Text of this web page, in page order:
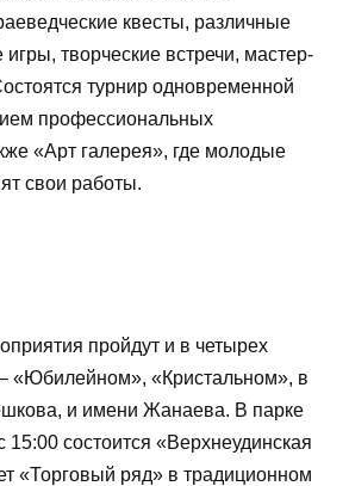
квесты, различные
игры, творческие встречи, мастер-
турнир одновременной
профессиональных
«Арт галерея», где молодые
свои работы.
пройдут и в четырех
– «Юбилейном», «Кристальном», в
и имени Жанаева. В парке
состоится «Верхнеудинская
«Торговый ряд» в традиционном